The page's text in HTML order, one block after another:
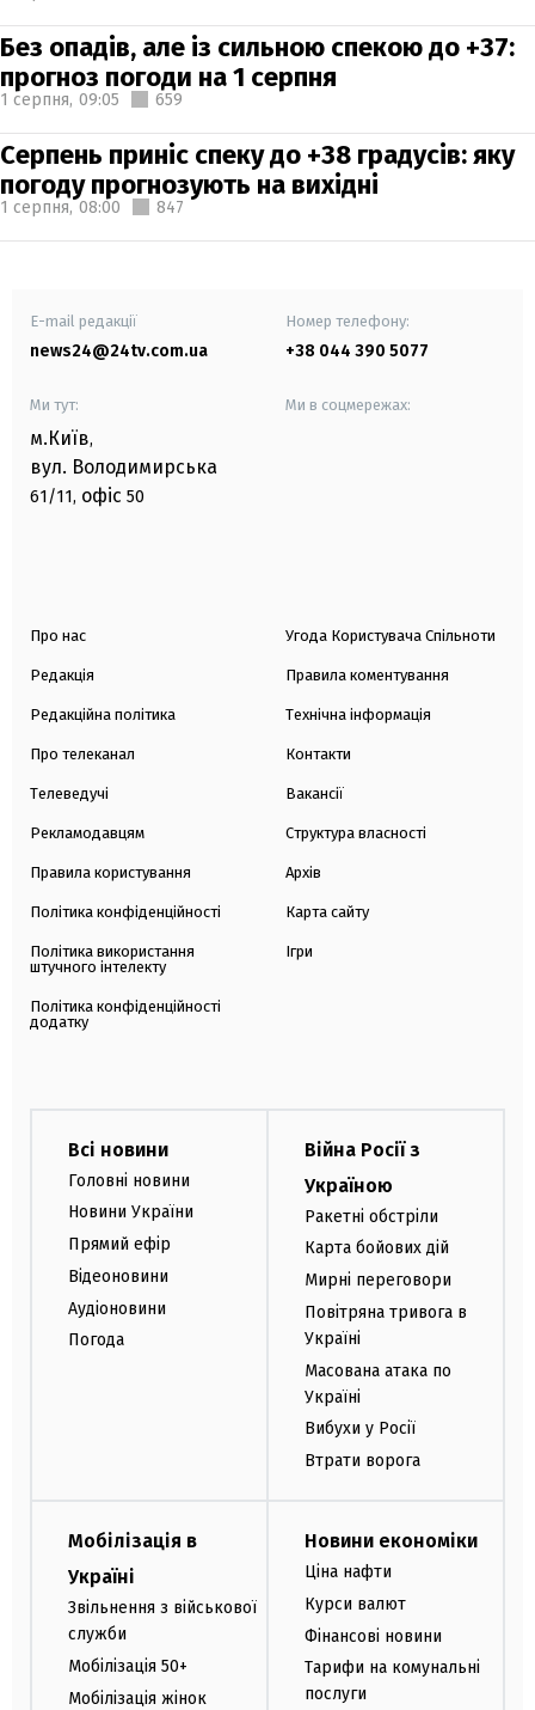
Без опадів, але із сильною спекою до +37:
прогноз погоди на 1 серпня
1 серпня, 09:05 659
Серпень приніс спеку до +38 градусів: яку
погоду прогнозують на вихідні
1 серпня, 08:00 847
E-mail редакції
news24@24tv.com.ua
Номер телефону:
+38 044 390 5077
Ми тут:
м.Київ,
вул. Володимирська
61/11, офіс 50
Ми в соцмережах:
Про нас
Редакція
Редакційна політика
Про телеканал
Телеведучі
Рекламодавцям
Правила користування
Політика конфіденційності
Політика використання
штучного інтелекту
Політика конфіденційності
додатку
Угода Користувача Спільноти
Правила коментування
Технічна інформація
Контакти
Вакансії
Структура власності
Архів
Карта сайту
Ігри
Всі новини
Головні новини
Новини України
Прямий ефір
Відеоновини
Аудіоновини
Погода
Війна Росії з
Україною
Ракетні обстріли
Карта бойових дій
Мирні переговори
Повітряна тривога в
Україні
Масована атака по
Україні
Вибухи у Росії
Втрати ворога
Мобілізація в
Україні
Звільнення з військової
служби
Мобілізація 50+
Мобілізація жінок
Новини економіки
Ціна нафти
Курси валют
Фінансові новини
Тарифи на комунальні
послуги